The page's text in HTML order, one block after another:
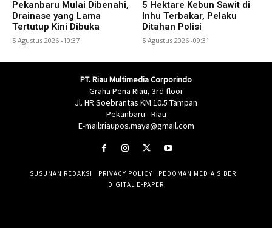
Pekanbaru Mulai Dibenahi,
Drainase yang Lama
Tertutup Kini Dibuka
5 Agustus 2026 -10:37
5 Hektare Kebun Sawit di
Inhu Terbakar, Pelaku
Ditahan Polisi
5 Agustus 2026 -09:31
PT. Riau Multimedia Corporindo
Graha Pena Riau, 3rd floor
Jl. HR Soebrantas KM 10.5 Tampan
Pekanbaru - Riau
E-mail:riaupos.maya@gmail.com
SUSUNAN REDAKSI PRIVACY POLICY
PEDOMAN MEDIA SIBER
DIGITAL E-PAPER